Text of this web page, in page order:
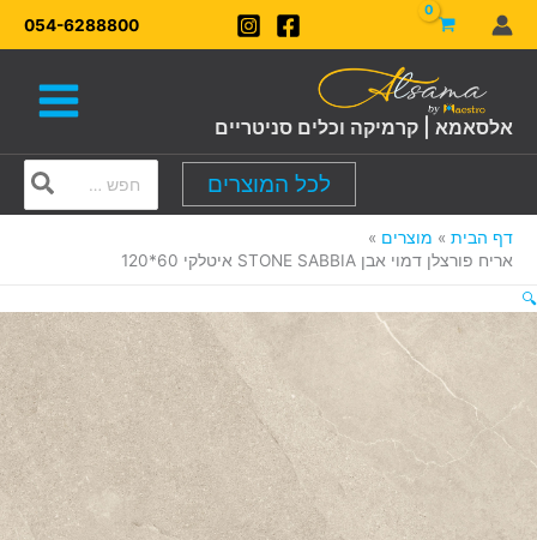
דילוג
לתוכן
054-6288800
אלסאמא | קרמיקה וכלים סניטריים
לכל המוצרים
for:
דף הבית
מוצרים
אריח פורצלן דמוי אבן STONE SABBIA איטלקי 60*120
🔍